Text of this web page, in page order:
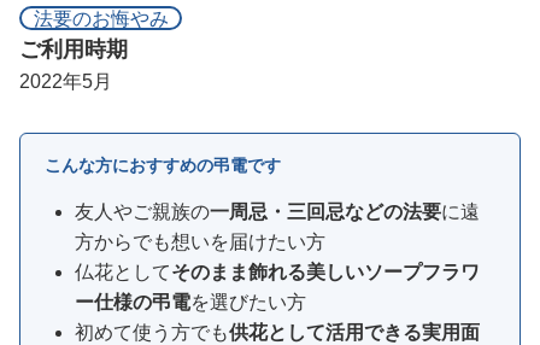
法要のお悔やみ
ご利用時期
2022年5月
こんな方におすすめの弔電です
友人やご親族の一周忌・三回忌などの法要に遠
方からでも想いを届けたい方
仏花としてそのまま飾れる美しいソープフラワ
ー仕様の弔電を選びたい方
初めて使う方でも供花として活用できる実用面